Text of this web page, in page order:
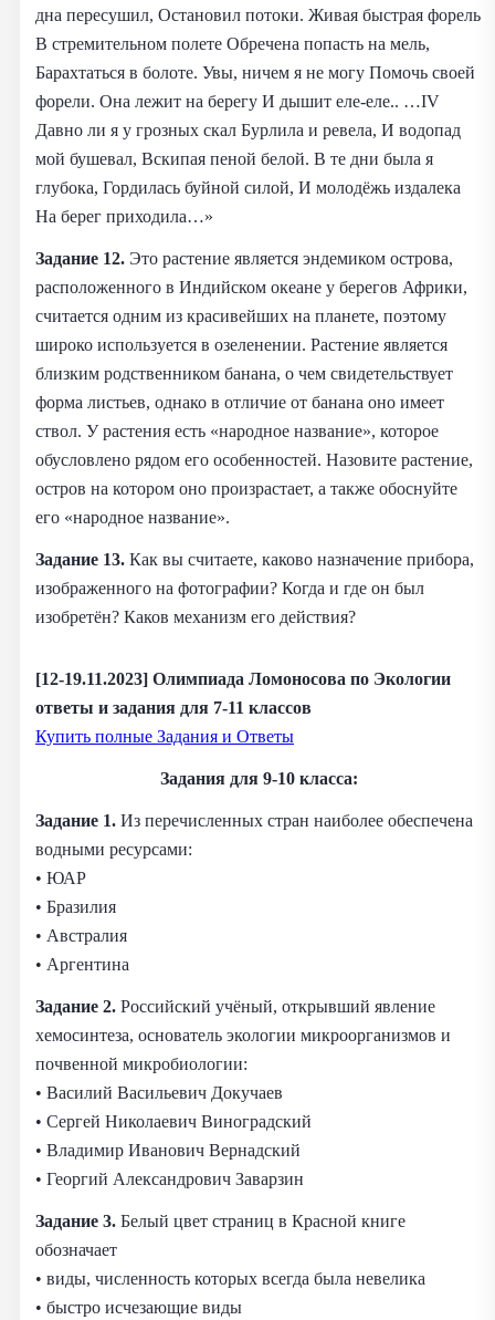
дна пересушил, Остановил потоки. Живая быстрая форель
В стремительном полете Обречена попасть на мель,
Барахтаться в болоте. Увы, ничем я не могу Помочь своей
форели. Она лежит на берегу И дышит еле-еле.. …IV
Давно ли я у грозных скал Бурлила и ревела, И водопад
мой бушевал, Вскипая пеной белой. В те дни была я
глубока, Гордилась буйной силой, И молодёжь издалека
На берег приходила…»
Задание 12. Это растение является эндемиком острова,
расположенного в Индийском океане у берегов Африки,
считается одним из красивейших на планете, поэтому
широко используется в озеленении. Растение является
близким родственником банана, о чем свидетельствует
форма листьев, однако в отличие от банана оно имеет
ствол. У растения есть «народное название», которое
обусловлено рядом его особенностей. Назовите растение,
остров на котором оно произрастает, а также обоснуйте
его «народное название».
Задание 13. Как вы считаете, каково назначение прибора,
изображенного на фотографии? Когда и где он был
изобретён? Каков механизм его действия?
[12-19.11.2023] Олимпиада Ломоносова по Экологии
ответы и задания для 7-11 классов
Купить полные Задания и Ответы
Задания для 9-10 класса:
Задание 1. Из перечисленных стран наиболее обеспечена
водными ресурсами:
• ЮАР
• Бразилия
• Австралия
• Аргентина
Задание 2. Российский учёный, открывший явление
хемосинтеза, основатель экологии микроорганизмов и
почвенной микробиологии:
• Василий Васильевич Докучаев
• Сергей Николаевич Виноградский
• Владимир Иванович Вернадский
• Георгий Александрович Заварзин
Задание 3. Белый цвет страниц в Красной книге
обозначает
• виды, численность которых всегда была невелика
• быстро исчезающие виды